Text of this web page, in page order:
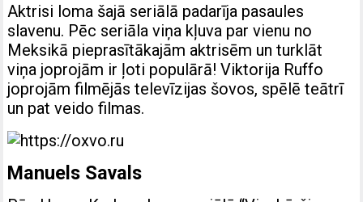
Aktrisi loma šajā seriālā padarīja pasaules
slavenu. Pēc seriāla viņa kļuva par vienu no
Meksikā pieprasītākajām aktrisēm un turklāt
viņa joprojām ir ļoti populārā! Viktorija Ruffo
joprojām filmējās televīzijas šovos, spēlē teātrī
un pat veido filmas.
Manuels Savals